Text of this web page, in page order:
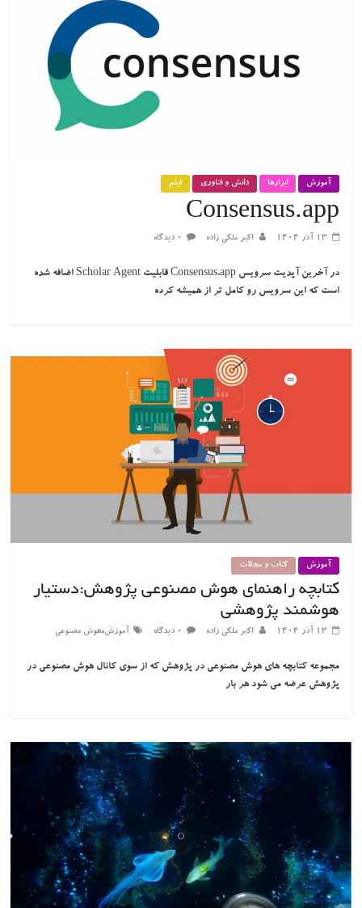
آموزش ابزارها دانش و فناوری فیلم
Consensus.app
۱۳ آذر ۱۴۰۴ اکبر ملکی زاده ۰ دیدگاه
در آخرین آپدیت سرویس Consensus.app قابلیت Scholar Agent اضافه شده
است که این سرویس رو کامل تر از همیشه کرده
آموزش کتاب و مجلات
کتابچه راهنمای هوش مصنوعی پژوهش:دستیار
هوشمند پژوهشی
۱۳ آذر ۱۴۰۴ اکبر ملکی زاده ۰ دیدگاه آموزش،هوش مصنوعی
مجموعه کتابچه های هوش مصنوعی در پژوهش که از سوی کانال هوش مصنوعی در
پژوهش عرضه می شود هر بار